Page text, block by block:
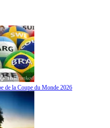
de la Coupe du Monde 2026